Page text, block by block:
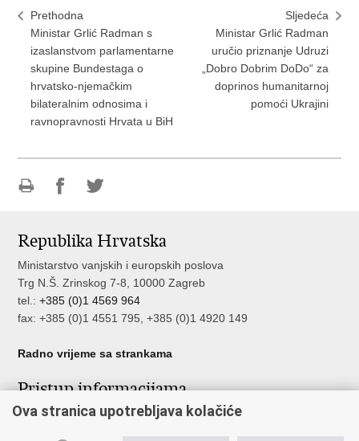
Prethodna
Ministar Grlić Radman s
izaslanstvom parlamentarne
skupine Bundestaga o
hrvatsko-njemačkim
bilateralnim odnosima i
ravnopravnosti Hrvata u BiH
Sljedeća
Ministar Grlić Radman
uručio priznanje Udruzi
„Dobro Dobrim DoDo“ za
doprinos humanitarnoj
pomoći Ukrajini
Facebooku
Twitteru
Republika Hrvatska
Ministarstvo vanjskih i europskih poslova
Trg N.Š. Zrinskog 7-8, 10000 Zagreb
tel.:+385 (0)1 4569 964
fax: +385 (0)1 4551 795, +385 (0)1 4920 149
Radno vrijeme sa strankama
Pristup informacijama
Pristup informacijama
Ova stranica upotrebljava kolačiće